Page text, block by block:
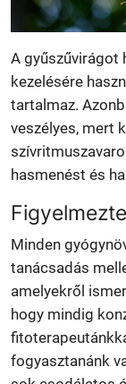
A gyűszűvirágot
kezelésére
tartalmaz.
veszélyes, mert
hasmenést és
Minden
tanácsadás
amelyekről
hogy mindig
fogyasztanánk